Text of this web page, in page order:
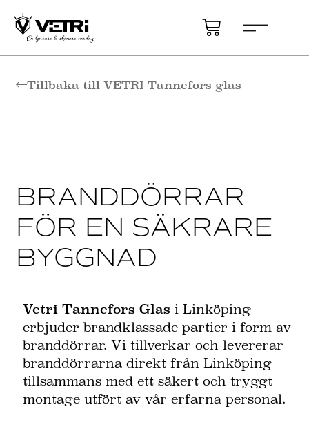
Tillbaka till VETRI Tannefors glas
BRANDDÖRRAR
FÖR EN SÄKRARE
BYGGNAD
Vetri Tannefors Glas i Linköping
erbjuder brandklassade partier i form av
branddörrar. Vi tillverkar och levererar
branddörrarna direkt från Linköping
tillsammans med ett säkert och tryggt
montage utfört av vår erfarna personal.